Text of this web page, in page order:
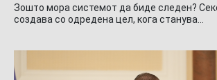
Зошто мора системот да биде следен?
создава со одредена цел, кога станува…